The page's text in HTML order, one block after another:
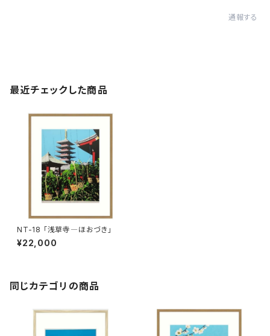
通報する
最近チェックした商品
NT-18 「浅草寺―ほおづき」
¥22,000
同じカテゴリの商品